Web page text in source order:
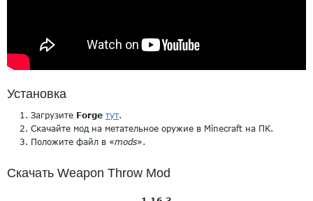
Установка
Загрузите Forge тут.
Скачайте мод на метательное оружие в Minecraft на ПК.
Положите файл в «mods».
Скачать Weapon Throw Mod